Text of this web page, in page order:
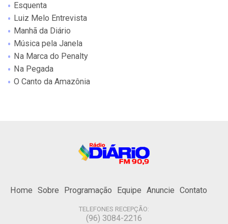
Esquenta
Luiz Melo Entrevista
Manhã da Diário
Música pela Janela
Na Marca do Penalty
Na Pegada
O Canto da Amazônia
Home Sobre Programação Equipe Anuncie Contato
TELEFONES RECEPÇÃO:
(96) 3084-2216